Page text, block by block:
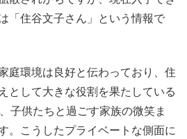
「住谷文子さん」という情報で
庭環境は良好と伝わっており、住
として大きな役割を果たしている
子供たちと過ごす家族の微笑ま
。こうしたプライベートな側面に